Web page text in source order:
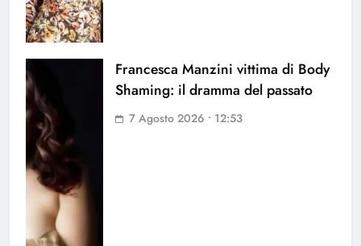
Francesca Manzini vittima di Body
Shaming: il dramma del passato
7 Agosto 2026 • 12:53